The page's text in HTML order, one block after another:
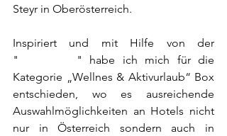
Steyr in Oberösterreich.
Inspiriert und mit Hilfe von der
"
" habe ich mich für die
Kategorie „Wellnes & Aktivurlaub“ Box
entschieden, wo es ausreichende
Auswahlmöglichkeiten an Hotels nicht
nur in Österreich sondern auch in